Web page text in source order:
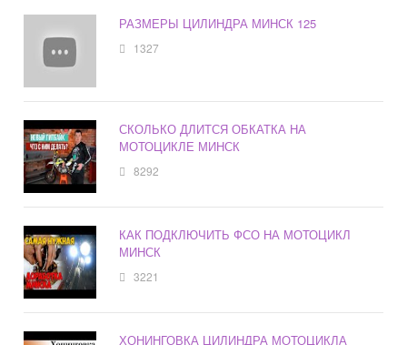
РАЗМЕРЫ ЦИЛИНДРА МИНСК 125
1327
СКОЛЬКО ДЛИТСЯ ОБКАТКА НА
МОТОЦИКЛЕ МИНСК
8292
КАК ПОДКЛЮЧИТЬ ФСО НА МОТОЦИКЛ
МИНСК
3221
ХОНИНГОВКА ЦИЛИНДРА МОТОЦИКЛА